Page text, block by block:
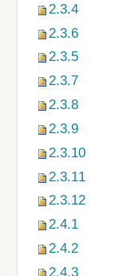
2.3.4
2.3.6
2.3.5
2.3.7
2.3.8
2.3.9
2.3.10
2.3.11
2.3.12
2.4.1
2.4.2
2.4.3